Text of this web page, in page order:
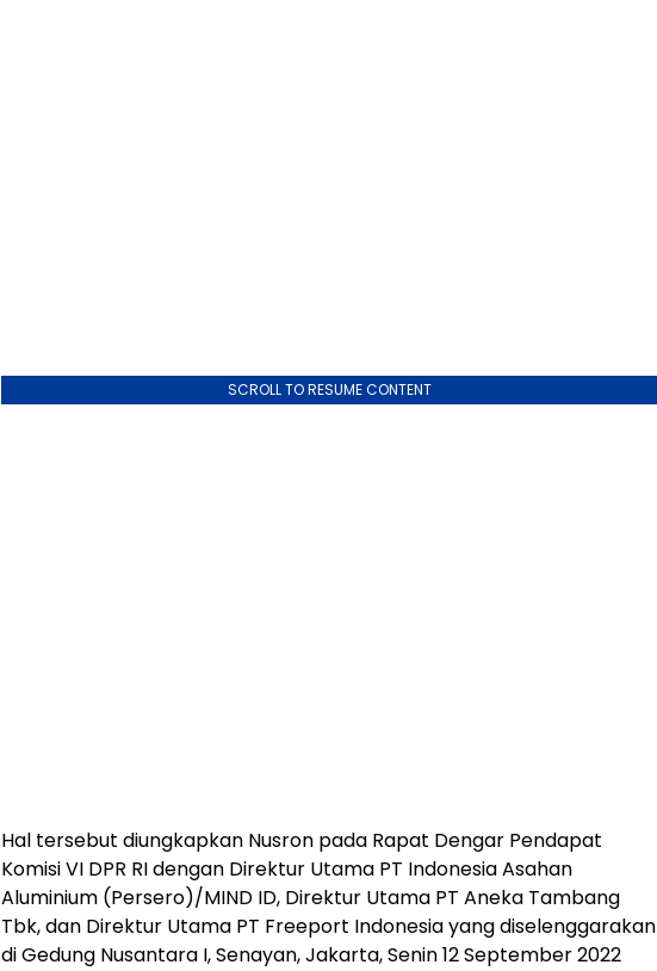
SCROLL TO RESUME CONTENT
Hal tersebut diungkapkan Nusron pada Rapat Dengar Pendapat
Komisi VI DPR RI dengan Direktur Utama PT Indonesia Asahan
Aluminium (Persero)/MIND ID, Direktur Utama PT Aneka Tambang
Tbk, dan Direktur Utama PT Freeport Indonesia yang diselenggarakan
di Gedung Nusantara I, Senayan, Jakarta, Senin 12 September 2022